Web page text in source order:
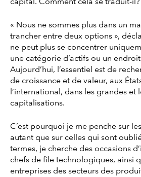
capital. Comment cela se traduit-il?
« Nous ne sommes plus dans un
trancher entre deux options »,
ne peut plus se concentrer
une catégorie d’actifs ou un
Aujourd’hui, l’essentiel est de
de croissance et de valeur, aux
l’international, dans les grandes et
capitalisations.
C’est pourquoi je me penche sur
autant que sur celles qui sont
termes, je cherche des occasions
chefs de file technologiques, ainsi
entreprises des secteurs des